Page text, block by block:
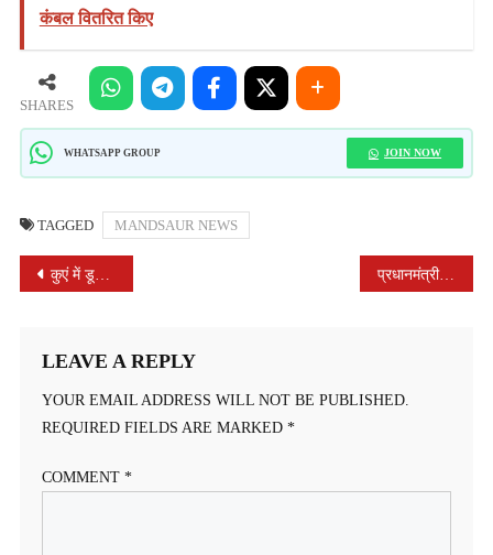
कंबल वितरित किए
SHARES
WHATSAPP GROUP JOIN NOW
TAGGED MANDSAUR NEWS
POST
कुएं में डूबने से 17 वर्षीय बालिका की दर्दनाक मौत प्रधानमंत्री टीबी मुक्त अभियान के अंतर्गत गांव में शिविर में उमड़ा जनसेलाब
LEAVE A REPLY
YOUR EMAIL ADDRESS WILL NOT BE PUBLISHED.
REQUIRED FIELDS ARE MARKED *
COMMENT *